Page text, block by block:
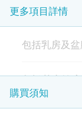
2 基本項
乳房及盆腔觸
乳房及盆
基本健康評估
心血管疾病檢
同型半胱氨
HK$920.0
更多項目詳情
包括乳房及
包括基本健
及盆腔超聲波
購買須知